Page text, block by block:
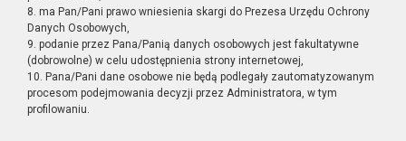
8. ma Pan/Pani prawo wniesienia skargi do Prezesa Urzędu Ochrony
Danych Osobowych,
9. podanie przez Pana/Panią danych osobowych jest fakultatywne
(dobrowolne) w celu udostępnienia strony internetowej,
10. Pana/Pani dane osobowe nie będą podlegały zautomatyzowanym
procesom podejmowania decyzji przez Administratora, w tym
profilowaniu.